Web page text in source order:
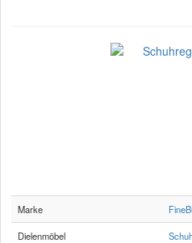
Marke
Dielenmöbel